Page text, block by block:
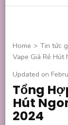
Home > Tin tức
Vape Giá Rẻ
Updated on
Tổng
Hút
2024